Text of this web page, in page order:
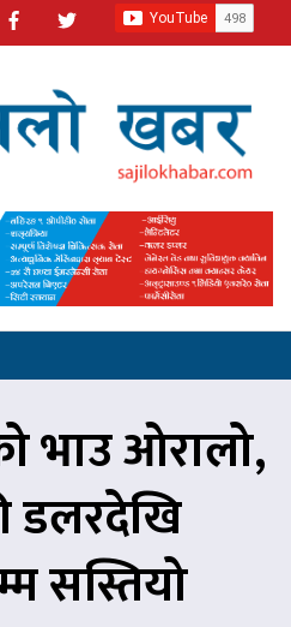
भाउ ओरालो,
डलरदेखि
सस्तियो